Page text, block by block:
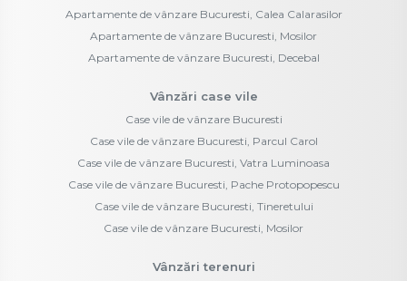
Apartamente de vânzare Bucuresti, Calea Calarasilor
Apartamente de vânzare Bucuresti, Mosilor
Apartamente de vânzare Bucuresti, Decebal
Vânzări case vile
Case vile de vânzare Bucuresti
Case vile de vânzare Bucuresti, Parcul Carol
Case vile de vânzare Bucuresti, Vatra Luminoasa
Case vile de vânzare Bucuresti, Pache Protopopescu
Case vile de vânzare Bucuresti, Tineretului
Case vile de vânzare Bucuresti, Mosilor
Vânzări terenuri